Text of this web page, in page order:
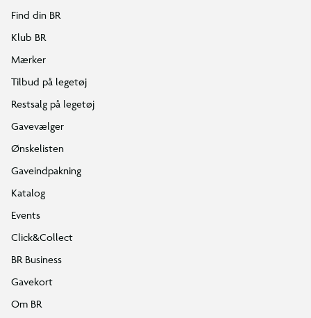
Find din BR
Klub BR
Mærker
Tilbud på legetøj
Restsalg på legetøj
Gavevælger
Ønskelisten
Gaveindpakning
Katalog
Events
Click&Collect
BR Business
Gavekort
Om BR